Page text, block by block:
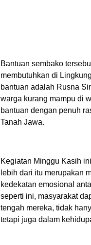
Bantuan sembako
membutuhkan di
bantuan adalah Rusna
warga kurang mampu di
bantuan dengan penuh
Tanah Jawa.
Kegiatan Minggu Kasih
lebih dari itu merupakan
kedekatan emosional
seperti ini, masyarakat
tengah mereka, tidak
tetapi juga dalam